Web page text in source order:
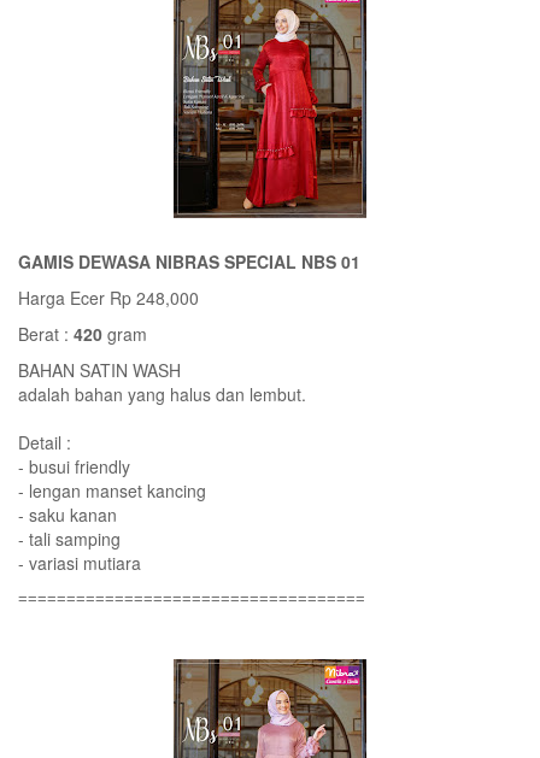
GAMIS DEWASA NIBRAS SPECIAL NBS 01
Harga Ecer Rp 248,000
Berat : 420 gram
BAHAN SATIN WASH
adalah bahan yang halus dan lembut.
Detail :
- busui friendly
- lengan manset kancing
- saku kanan
- tali samping
- variasi mutiara
====================================